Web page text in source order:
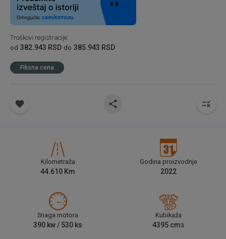
Troškovi registracije:
od 382.943 RSD do 385.943 RSD
Fiksna cena
Kilometraža
44.610 Km
Godina proizvodnje
2022
Snaga motora
390 kw / 530 ks
Kubikaža
4395 cm3